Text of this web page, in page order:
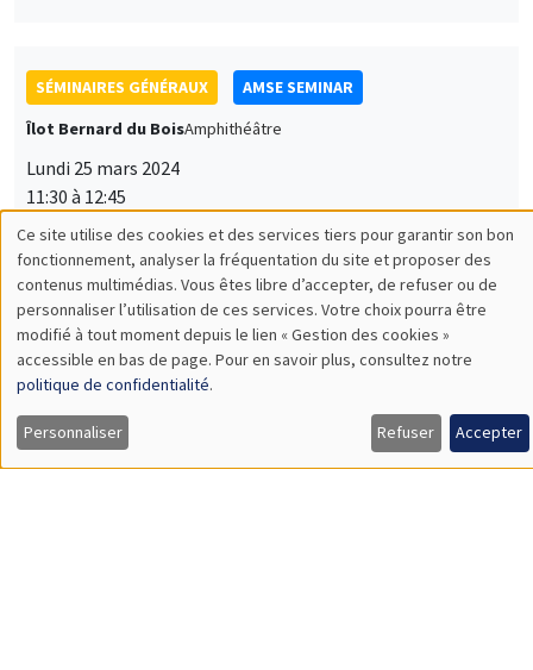
SÉMINAIRES GÉNÉRAUX
AMSE SEMINAR
Îlot Bernard du BoisAmphithéâtre
Lundi 25 mars 2024
11:30 à 12:45
Guillermo Toral
IE University
Street-Level Rule of Law: Prosecutor Presence and the Fight
against Corruption
SÉMINAIRES GÉNÉRAUX